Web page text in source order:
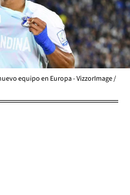
equipo en Europa - VizzorImage /